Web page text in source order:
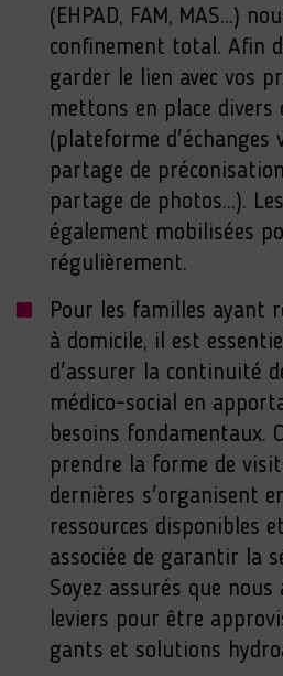
(EHPAD, FAM, MAS...)
confinement total. Afin
garder le lien avec vos
mettons en place
(plateforme d'échanges
partage de
partage de photos...).
également mobilisées
régulièrement.
Pour les familles ayant
à domicile, il est
d'assurer la continuité
médico-social en
besoins fondamentaux.
prendre la forme de
dernières s'organisent
ressources disponibles
associée de garantir la
Soyez assurés que
leviers pour être
gants et solutions